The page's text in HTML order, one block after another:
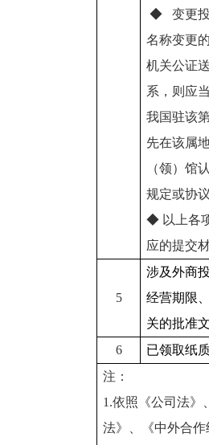
◆ 变更投
名称变更
机关公证
系，则应
我国驻该
先在该属
（领）馆
规定或协
◆ 以上各
应的提交
5
涉及外商
经营期限
关的批准
6
已领取纸
注：
1.依照《公司法》
法》、《中外合